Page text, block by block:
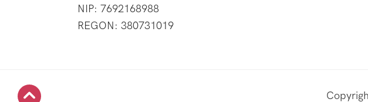
NIP: 7692168988
REGON: 380731019